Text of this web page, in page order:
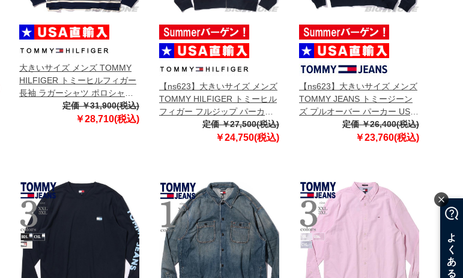
大きいサイズ メンズ TOMMY
HILFIGER トミーヒルフィガー
長袖 ラガーシャツ ポロシャツ
USA直輸入 mw0mw39682
定価 ￥31,900(税込)
￥28,710(税込)
【ns623】大きいサイズ メンズ
TOMMY HILFIGER トミーヒル
フィガー フルジップ パーカー
USA直輸入 mw0mw39691
定価 ￥27,500(税込)
￥24,750(税込)
【ns623】大きいサイズ メンズ
TOMMY JEANS トミージーン
ズ プルオーバー パーカー USA
直輸入 dm0dm21834定価 ￥26,400(税込)
￥23,760(税込)